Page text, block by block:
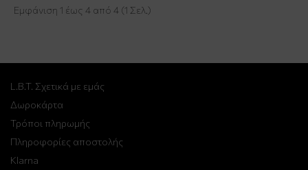
Εμφάνιση 1 έως 4 από 4 (1 Σελ.)
L.B.T. Σχετικά με εμάς
Δωροκάρτα
Τρόποι πληρωμής
Πληροφορίες αποστολής
Klarna